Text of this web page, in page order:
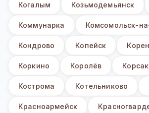
Когалым Козьмодемьянск
Коммунарка Комсомольск-
Кондрово Копейск
Коркино Королёв
Кострома Котельниково
Красноармейск